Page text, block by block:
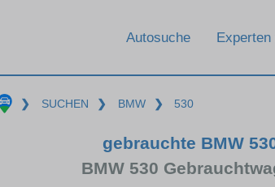
Autosuche Experten
❯ SUCHEN ❯ BMW ❯ 530
gebrauchte BMW
BMW 530